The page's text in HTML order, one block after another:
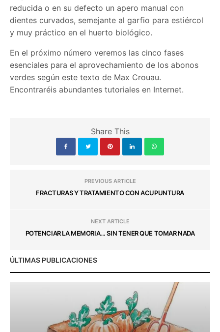
reducida o en su defecto un apero manual con
dientes curvados, semejante al garfio para estiércol
y muy práctico en el huerto biológico.
En el próximo número veremos las cinco fases
esenciales para el aprovechamiento de los abonos
verdes según este texto de Max Crouau.
Encontraréis abundantes tutoriales en Internet.
Share This
PREVIOUS ARTICLE
FRACTURAS Y TRATAMIENTO CON ACUPUNTURA
NEXT ARTICLE
POTENCIAR LA MEMORIA... SIN TENER QUE TOMAR NADA
ÚLTIMAS PUBLICACIONES